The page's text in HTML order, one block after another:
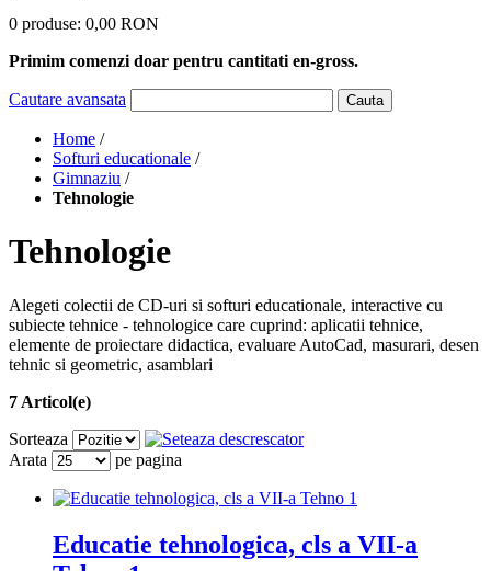
0 produse: 0,00 RON
Primim comenzi doar pentru cantitati en-gross.
Cautare avansata Cauta
Home /
Softuri educationale /
Gimnaziu /
Tehnologie
Tehnologie
Alegeti colectii de CD-uri si softuri educationale, interactive cu
subiecte tehnice - tehnologice care cuprind: aplicatii tehnice,
elemente de proiectare didactica, evaluare AutoCad, masurari, desen
tehnic si geometric, asamblari
7 Articol(e)
Sorteaza
Arata
pe pagina
Educatie tehnologica, cls a VII-a